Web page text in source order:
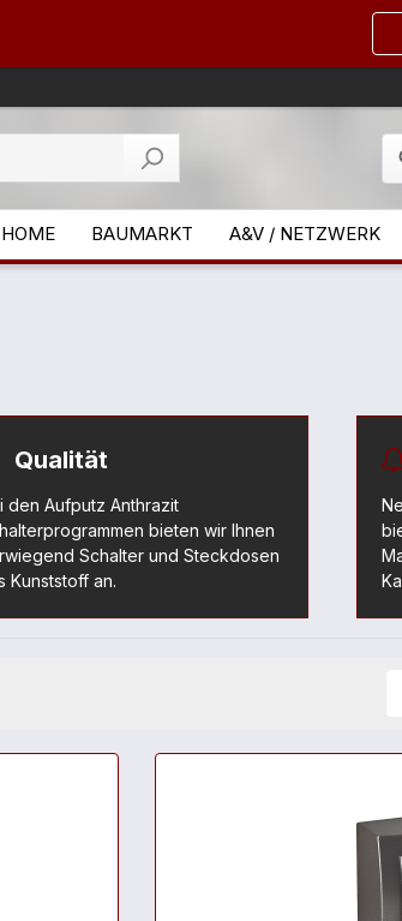
BAUMARKT A&V / NETZWERK
Qualität
den Aufputz Anthrazit
bieten wir Ihnen
Schalter und Steckdosen
Kunststoff an.